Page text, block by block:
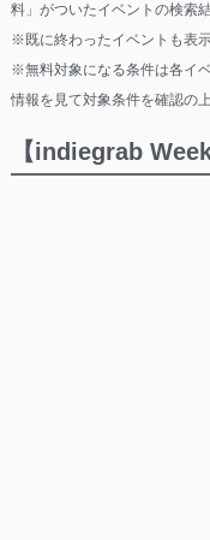
料」がついたイベントの検索
※既に終わったイベントも表示
※無料対象になる条件は各イ
情報を見て対象条件を確認の
【indiegrab